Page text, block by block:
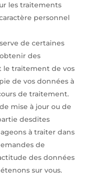
les traitements
personnel
de certaines
des
le traitement de vos
de vos données à
de traitement.
mise à jour ou de
desdites
à traiter dans
de
des données
sur vous.